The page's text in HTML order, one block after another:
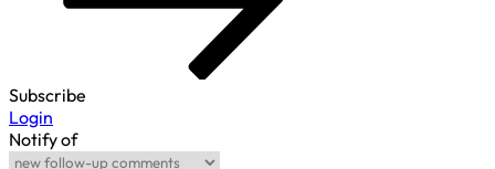
Subscribe
Login
Notify of